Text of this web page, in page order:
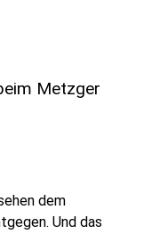
Metzger
dem
Und das